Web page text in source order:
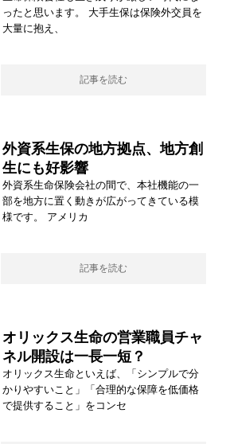
ったと思います。 大手生保は保険外交員を
大量に抱え、
記事を読む
外資系生保の地方拠点、地方創
生にも好影響
外資系生命保険会社の間で、本社機能の一
部を地方に置く動きが広がってきている模
様です。 アメリカ
記事を読む
オリックス生命の営業職員チャ
ネル開設は一長一短？
オリックス生命といえば、「シンプルで分
かりやすいこと」「合理的な保障を低価格
で提供すること」をコンセ